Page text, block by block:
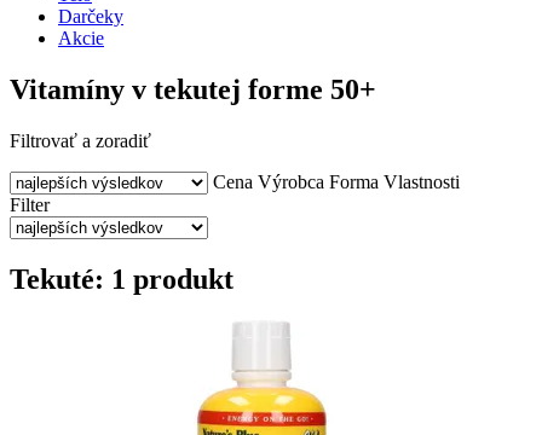
Darčeky
Akcie
Vitamíny v tekutej forme 50+
Filtrovať a zoradiť
Cena Výrobca Forma Vlastnosti
Filter
Tekuté: 1 produkt